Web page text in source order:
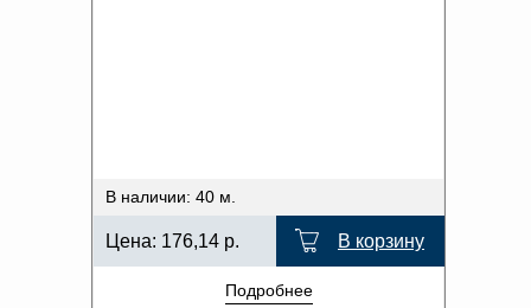
В наличии: 40 м.
Цена: 176,14 р. В корзину
Подробнее